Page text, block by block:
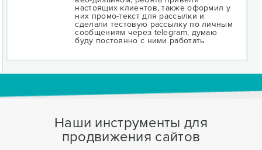
настоящих клиентов, также оформил у
них промо-текст для рассылки и
сделали тестовую рассылку по личным
сообщениям через telegram, думаю
буду постоянно с ними работать
Наши инструменты для
продвижения сайтов